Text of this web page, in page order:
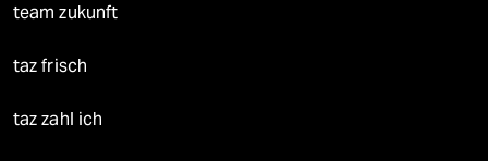
team zukunft
taz frisch
taz zahl ich